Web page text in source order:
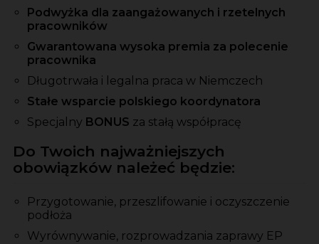
Podwyżka dla zaangażowanych i rzetelnych
pracowników
Gwarantowana wysoka premia za polecenie
pracownika
Długotrwała i legalna praca w Niemczech
Stałe wsparcie polskiego koordynatora
Specjalny BONUS za stałą współpracę
Do Twoich najważniejszych
obowiązków należeć będzie:
Przygotowanie, przeszlifowanie i oczyszczenie
podłoża
Wyrównywanie, rozprowadzania zaprawy EP